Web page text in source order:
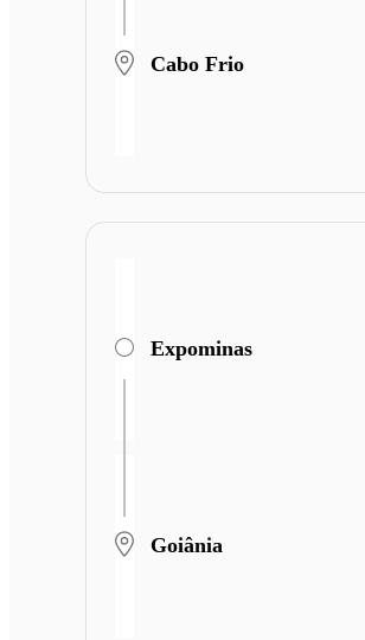
Cabo Frio
Expominas
Goiânia